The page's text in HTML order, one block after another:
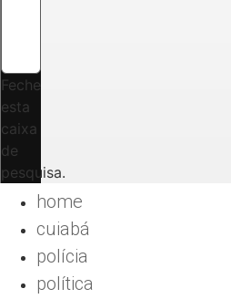
Feche
esta
caixa
de
pesquisa.
home
cuiabá
polícia
política